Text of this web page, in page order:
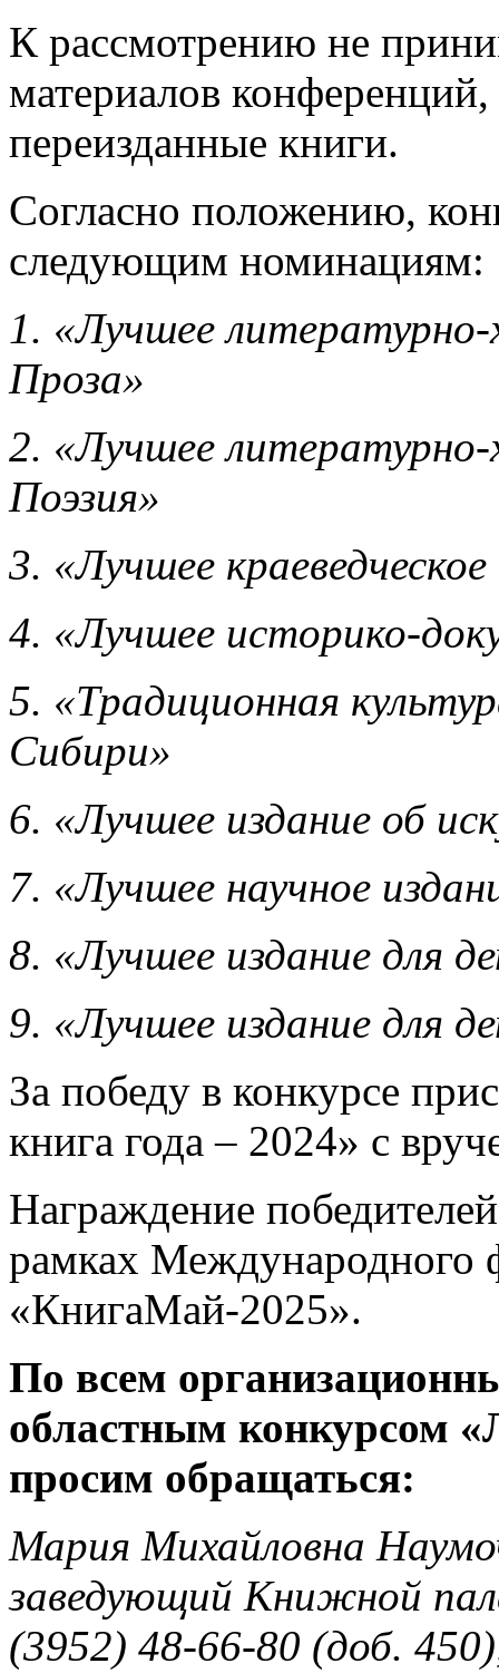
К рассмотрению не
материалов
переизданные книги.
Согласно положению,
следующим номинациям:
1. «Лучшее
Проза»
2. «Лучшее литературно-
Поэзия»
3. «Лучшее краеведческое
4. «Лучшее историко-
5. «Традиционная
Сибири»
6. «Лучшее издание об
7. «Лучшее научное
8. «Лучшее издание для
9. «Лучшее издание для
За победу в конкурсе
книга года – 2024» с
Награждение
рамках Международного
«КнигаМай-2025».
По всем
областным конкурсом
просим обращаться:
Мария Михайловна
заведующий Книжной
(3952) 48-66-80 (доб.